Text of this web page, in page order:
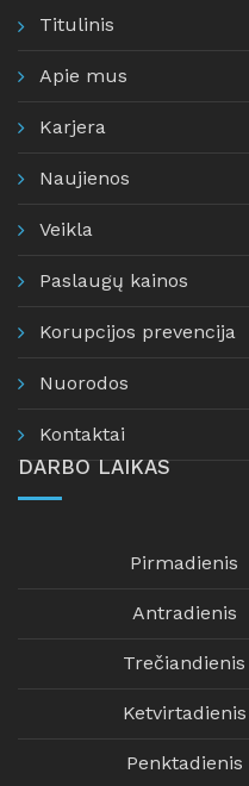
Titulinis
Apie mus
Karjera
Naujienos
Veikla
Paslaugų kainos
Korupcijos prevencija
Nuorodos
Kontaktai
DARBO LAIKAS
Pirmadienis
Antradienis
Trečiandienis
Ketvirtadienis
Penktadienis